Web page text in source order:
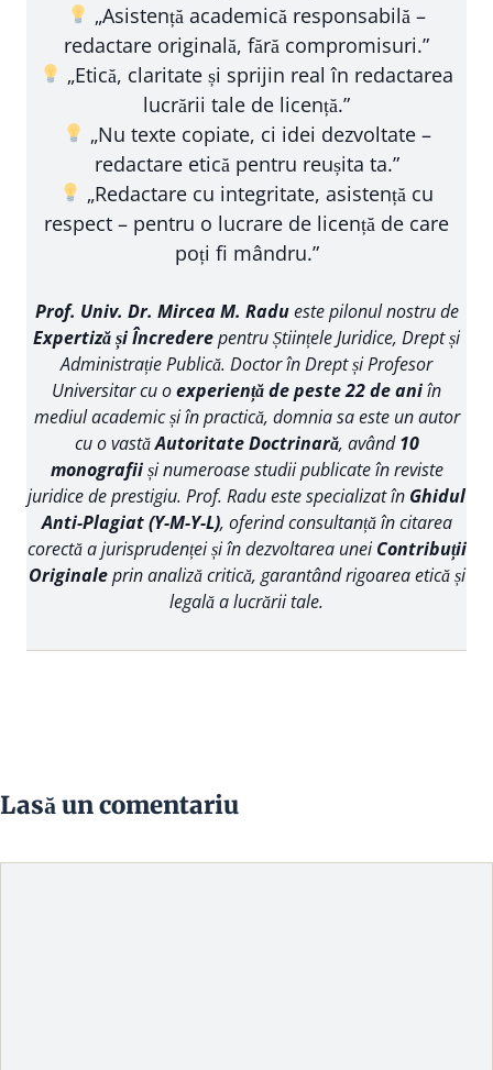
„Asistență academică responsabilă –
redactare originală, fără compromisuri.”
„Etică, claritate și sprijin real în redactarea
lucrării tale de licență.”
„Nu texte copiate, ci idei dezvoltate –
redactare etică pentru reușita ta.”
„Redactare cu integritate, asistență cu
respect – pentru o lucrare de licență de care
poți fi mândru.”
Prof. Univ. Dr. Mircea M. Radueste pilonul nostru de
Expertiză și Încrederepentru Științele Juridice, Drept și
Administrație Publică. Doctor în Drept și Profesor
Universitar cu oexperiență de peste 22 de aniîn
mediul academic și în practică, domnia sa este un autor
cu o vastăAutoritate Doctrinară, având10
monografiiși numeroase studii publicate în reviste
juridice de prestigiu. Prof. Radu este specializat în Ghidul
Anti-Plagiat (Y-M-Y-L), oferind consultanță în citarea
corectă a jurisprudenței și în dezvoltarea unei Contribuții
Originaleprin analiză critică, garantând rigoarea etică și
legală a lucrării tale.
Lasă un comentariu